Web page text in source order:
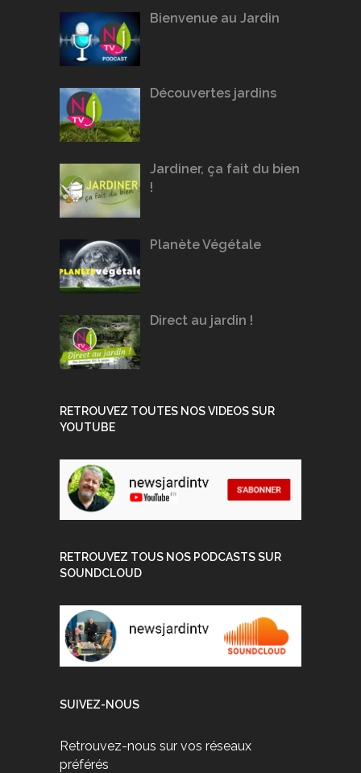
Bienvenue au Jardin
Découvertes jardins
Jardiner, ça fait du bien
!
Planète Végétale
Direct au jardin !
RETROUVEZ TOUTES NOS VIDEOS SUR
YOUTUBE
RETROUVEZ TOUS NOS PODCASTS SUR
SOUNDCLOUD
SUIVEZ-NOUS
Retrouvez-nous sur vos réseaux
préférés